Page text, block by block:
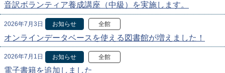
音訳ボランティア養成講座（中級）を実施します。
2026年7月3日 お知らせ 全館
オンラインデータベースを使える図書館が増えました！
2026年7月1日 お知らせ 全館
電子書籍を追加しました